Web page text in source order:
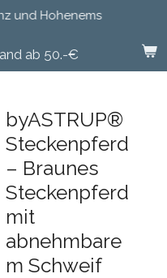
ab 50.-€
und Hohenems
byASTRUP®
Steckenpferd
– Braunes
Steckenpferd
mit
abnehmbare
m Schweif